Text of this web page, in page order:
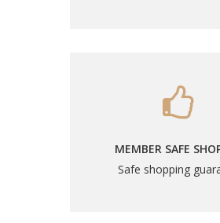
MEMBER SAFE
Safe shopping